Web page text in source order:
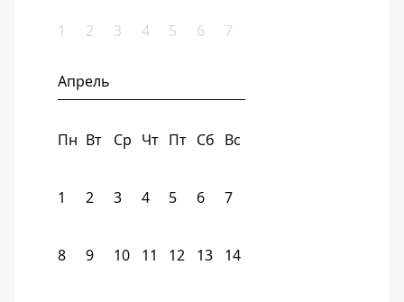
1 2 3 4 5 6 7
Апрель
Пн Вт Ср Чт Пт Сб Вс
1 2 3 4 5 6 7
8 9 10 11 12 13 14